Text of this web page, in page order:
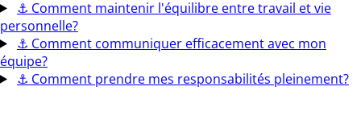
⚓ Comment maintenir l'équilibre entre travail et vie
personnelle?
⚓ Comment communiquer efficacement avec mon
équipe?
⚓ Comment prendre mes responsabilités pleinement?